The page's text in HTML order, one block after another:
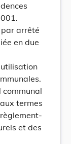
arrêté
en due
communal
termes
et des